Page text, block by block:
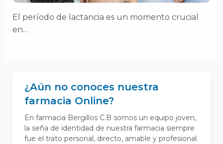
El período de lactancia es un momento crucial
en…
¿Aún no conoces nuestra
farmacia Online?
En farmacia Bergillos C.B somos un equipo joven,
la seña de identidad de nuestra farmacia siempre
fue el trato personal, directo, amable y profesional.